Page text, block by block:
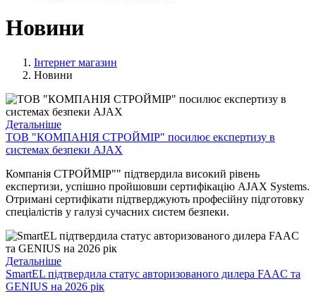
Новини
Інтернет магазин
Новини
Детальніше
ТОВ "КОМПАНІЯ СТРОЙМІР" посилює експертизу в
системах безпеки AJAX
Компанія СТРОЙМІР"" підтвердила високий рівень
експертизи, успішно пройшовши сертифікацію AJAX Systems.
Отримані сертифікати підтверджують професійну підготовку
спеціалістів у галузі сучасних систем безпеки.
Детальніше
SmartEL підтвердила статус авторизованого дилера FAAC та
GENIUS на 2026 рік